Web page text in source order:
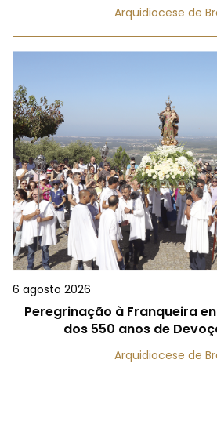
Arquidiocese de
6 agosto 2026
Peregrinação à Franqueira
dos 550 anos de
Arquidiocese de